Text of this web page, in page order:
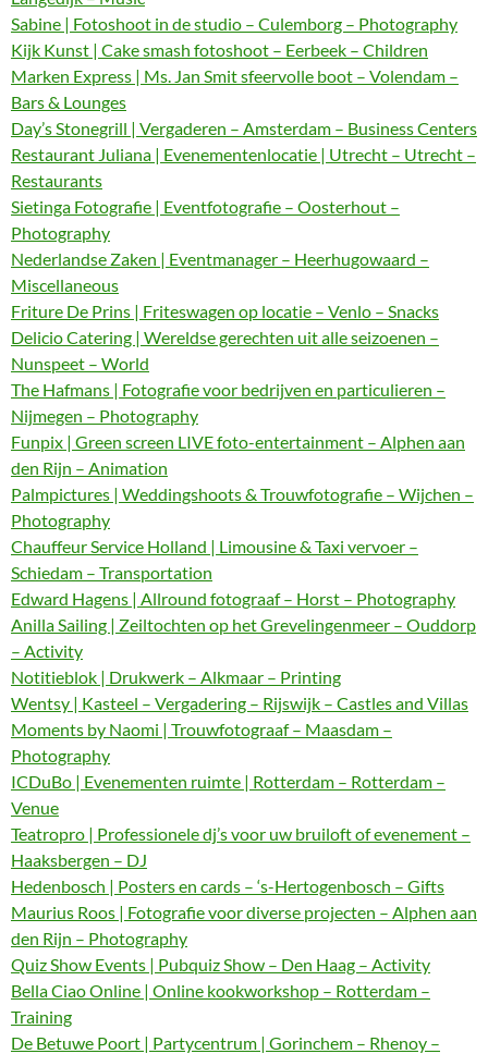
Sabine | Fotoshoot in de studio – Culemborg – Photography
Kijk Kunst | Cake smash fotoshoot – Eerbeek – Children
Marken Express | Ms. Jan Smit sfeervolle boot – Volendam –
Bars & Lounges
Day’s Stonegrill | Vergaderen – Amsterdam – Business Centers
Restaurant Juliana | Evenementenlocatie | Utrecht – Utrecht –
Restaurants
Sietinga Fotografie | Eventfotografie – Oosterhout –
Photography
Nederlandse Zaken | Eventmanager – Heerhugowaard –
Miscellaneous
Friture De Prins | Friteswagen op locatie – Venlo – Snacks
Delicio Catering | Wereldse gerechten uit alle seizoenen –
Nunspeet – World
The Hafmans | Fotografie voor bedrijven en particulieren –
Nijmegen – Photography
Funpix | Green screen LIVE foto-entertainment – Alphen aan
den Rijn – Animation
Palmpictures | Weddingshoots & Trouwfotografie – Wijchen –
Photography
Chauffeur Service Holland | Limousine & Taxi vervoer –
Schiedam – Transportation
Edward Hagens | Allround fotograaf – Horst – Photography
Anilla Sailing | Zeiltochten op het Grevelingenmeer – Ouddorp
– Activity
Notitieblok | Drukwerk – Alkmaar – Printing
Wentsy | Kasteel – Vergadering – Rijswijk – Castles and Villas
Moments by Naomi | Trouwfotograaf – Maasdam –
Photography
ICDuBo | Evenementen ruimte | Rotterdam – Rotterdam –
Venue
Teatropro | Professionele dj’s voor uw bruiloft of evenement –
Haaksbergen – DJ
Hedenbosch | Posters en cards – ‘s-Hertogenbosch – Gifts
Maurius Roos | Fotografie voor diverse projecten – Alphen aan
den Rijn – Photography
Quiz Show Events | Pubquiz Show – Den Haag – Activity
Bella Ciao Online | Online kookworkshop – Rotterdam –
Training
De Betuwe Poort | Partycentrum | Gorinchem – Rhenoy –